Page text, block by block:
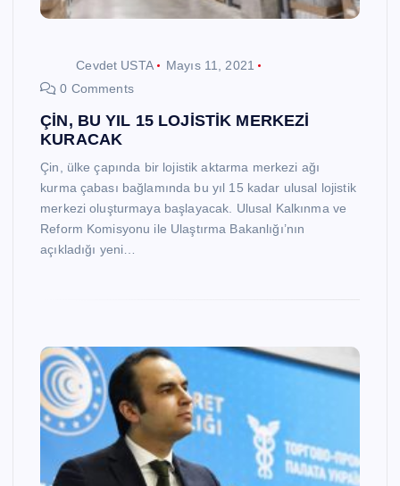
Cevdet USTA
Mayıs 11, 2021
0 Comments
ÇİN, BU YIL 15 LOJİSTİK MERKEZİ
KURACAK
Çin, ülke çapında bir lojistik aktarma merkezi ağı
kurma çabası bağlamında bu yıl 15 kadar ulusal lojistik
merkezi oluşturmaya başlayacak. Ulusal Kalkınma ve
Reform Komisyonu ile Ulaştırma Bakanlığı’nın
açıkladığı yeni…